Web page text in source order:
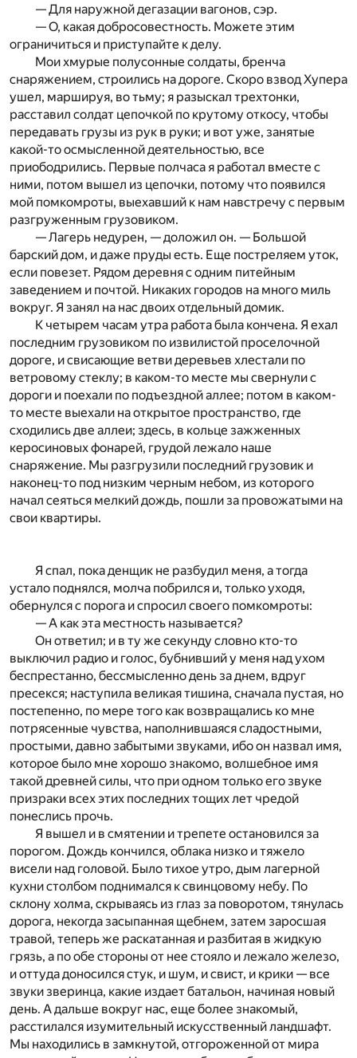
— Для наружной дегазации вагонов, сэр.
— О, какая добросовестность. Можете этим
ограничиться и приступайте к делу.
Мои хмурые полусонные солдаты, бренча
снаряжением, строились на дороге. Скоро взвод Хупера
ушел, маршируя, во тьму; я разыскал трехтонки,
расставил солдат цепочкой по крутому откосу, чтобы
передавать грузы из рук в руки; и вот уже, занятые
какой-то осмысленной деятельностью, все
приободрились. Первые полчаса я работал вместе с
ними, потом вышел из цепочки, потому что появился
мой помкомроты, выехавший к нам навстречу с первым
разгруженным грузовиком.
— Лагерь недурен, — доложил он. — Большой
барский дом, и даже пруды есть. Еще постреляем уток,
если повезет. Рядом деревня с одним питейным
заведением и почтой. Никаких городов на много миль
вокруг. Я занял на нас двоих отдельный домик.
К четырем часам утра работа была кончена. Я ехал
последним грузовиком по извилистой проселочной
дороге, и свисающие ветви деревьев хлестали по
ветровому стеклу; в каком-то месте мы свернули с
дороги и поехали по подъездной аллее; потом в каком-
то месте выехали на открытое пространство, где
сходились две аллеи; здесь, в кольце зажженных
керосиновых фонарей, грудой лежало наше
снаряжение. Мы разгрузили последний грузовик и
наконец-то под низким черным небом, из которого
начал сеяться мелкий дождь, пошли за провожатыми на
свои квартиры.
Я спал, пока денщик не разбудил меня, а тогда
устало поднялся, молча побрился и, только уходя,
обернулся с порога и спросил своего помкомроты:
— А как эта местность называется?
Он ответил; и в ту же секунду словно кто-то
выключил радио и голос, бубнивший у меня над ухом
беспрестанно, бессмысленно день за днем, вдруг
пресекся; наступила великая тишина, сначала пустая, но
постепенно, по мере того как возвращались ко мне
потрясенные чувства, наполнившаяся сладостными,
простыми, давно забытыми звуками, ибо он назвал имя,
которое было мне хорошо знакомо, волшебное имя
такой древней силы, что при одном только его звуке
призраки всех этих последних тощих лет чредой
понеслись прочь.
Я вышел и в смятении и трепете остановился за
порогом. Дождь кончился, облака низко и тяжело
висели над головой. Было тихое утро, дым лагерной
кухни столбом поднимался к свинцовому небу. По
склону холма, скрываясь из глаз за поворотом, тянулась
дорога, некогда засыпанная щебнем, затем заросшая
травой, теперь же раскатанная и разбитая в жидкую
грязь, а по обе стороны от нее стояло и лежало железо,
и оттуда доносился стук, и шум, и свист, и крики — все
звуки зверинца, какие издает батальон, начиная новый
день. А дальше вокруг нас, еще более знакомый,
расстилался изумительный искусственный ландшафт.
Мы находились в замкнутой, отгороженной от мира